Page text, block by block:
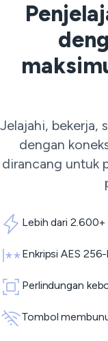
Jelajahi, bekerja,
dengan
dirancang untuk
Lebih dari
Enkripsi AES
Perlindungan
Tombol